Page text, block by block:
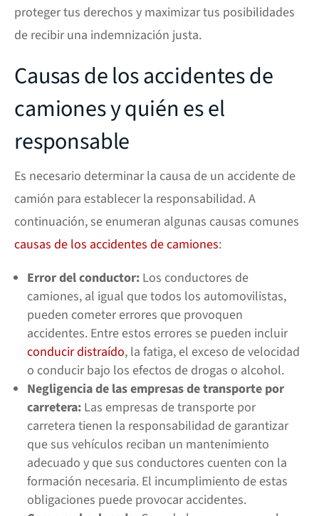
proteger tus derechos y maximizar tus posibilidades
de recibir una indemnización justa.
Causas de los accidentes de
camiones y quién es el
responsable
Es necesario determinar la causa de un accidente de
camión para establecer la responsabilidad. A
continuación, se enumeran algunas causas comunes
causas de los accidentes de camiones:
Error del conductor: Los conductores de
camiones, al igual que todos los automovilistas,
pueden cometer errores que provoquen
accidentes. Entre estos errores se pueden incluir
conducir distraído, la fatiga, el exceso de velocidad
o conducir bajo los efectos de drogas o alcohol.
Negligencia de las empresas de transporte por
carretera: Las empresas de transporte por
carretera tienen la responsabilidad de garantizar
que sus vehículos reciban un mantenimiento
adecuado y que sus conductores cuenten con la
formación necesaria. El incumplimiento de estas
obligaciones puede provocar accidentes.